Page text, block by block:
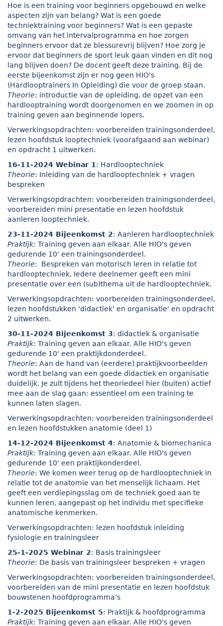
Hoe is een training voor beginners opgebouwd en welke
aspecten zijn van belang? Wat is een goede
techniektraining voor beginners? Wat is een gepaste
omvang van het intervalprogramma en hoe zorgen
beginners ervoor dat ze blessurevrij blijven? Hoe zorg je
ervoor dat beginners de sport leuk gaan vinden en dit nog
lang blijven doen? De docent geeft deze training. Bij de
eerste bijeenkomst zijn er nog geen HIO's
(Hardlooptrainers In Opleiding) die voor de groep staan.
Theorie: introductie van de opleiding, de opzet van een
hardlooptraining wordt doorgenomen en we zoomen in op
training geven aan beginnende lopers.
Verwerkingsopdrachten: voorbereiden trainingsonderdeel,
lezen hoofdstuk looptechniek (voorafgaand aan webinar)
en opdracht 1 uitwerken.
16-11-2024 Webinar 1 : Hardlooptechniek
Theorie: Inleiding van de hardlooptechniek + vragen
bespreken
Verwerkingsopdrachten: voorbereiden trainingsonderdeel,
voorbereiden mini presentatie en lezen hoofdstuk
aanleren looptechniek.
23-11-2024 Bijeenkomst 2: Aanleren hardlooptechniek
Praktijk: Training geven aan elkaar. Alle HIO's geven
gedurende 10' een trainingsonderdeel.
Theorie: Bespreken van motorisch leren in relatie tot
hardlooptechniek. Iedere deelnemer geeft een mini
presentatie over een (sub)thema uit de hardlooptechniek.
Verwerkingsopdrachten: voorbereiden trainingsonderdeel,
lezen hoofdstukken 'didactiek' en organisatie' en opdracht
2 uitwerken.
30-11-2024 Bijeenkomst 3: didactiek & organisatie
Praktijk: Training geven aan elkaar. Alle HIO's geven
gedurende 10' een praktijkdonderdeel.
Theorie: Aan de hand van (eerdere) praktijkvoorbeelden
wordt het belang van een goede didactiek en organisatie
duidelijk. Je zult tijdens het theoriedeel hier (buiten) actief
mee aan de slag gaan: essentieel om een training te
kunnen laten slagen.
Verwerkingsopdrachten: voorbereiden trainingsonderdeel
en lezen hoofdstukken anatomie (deel 1)
14-12-2024 Bijeenkomst 4: Anatomie & biomechanica
Praktijk: Training geven aan elkaar. Alle HIO's geven
gedurende 10' een praktijkonderdeel.
Theorie: We komen weer terug op de hardlooptechniek in
relatie tot de anatomie van het menselijk lichaam. Het
geeft een verdiepingsslag om de techniek goed aan te
kunnen leren, aangepast op het individu met specifieke
anatomische kenmerken.
Verwerkingsopdrachten: lezen hoofdstuk inleiding
fysiologie en trainingsleer
25-1-2025 Webinar 2: Basis trainingsleer
Theorie: De basis van trainingsleer bespreken + vragen
Verwerkingsopdrachten: voorbereiden trainingsonderdeel,
voorbereiden van de mini presentatie en lezen hoofdstuk
bouwstenen hoofdprogramma’s
1-2-2025 Bijeenkomst 5: Praktijk & hoofdprogramma
Praktijk: Training geven aan elkaar. Alle HIO's geven